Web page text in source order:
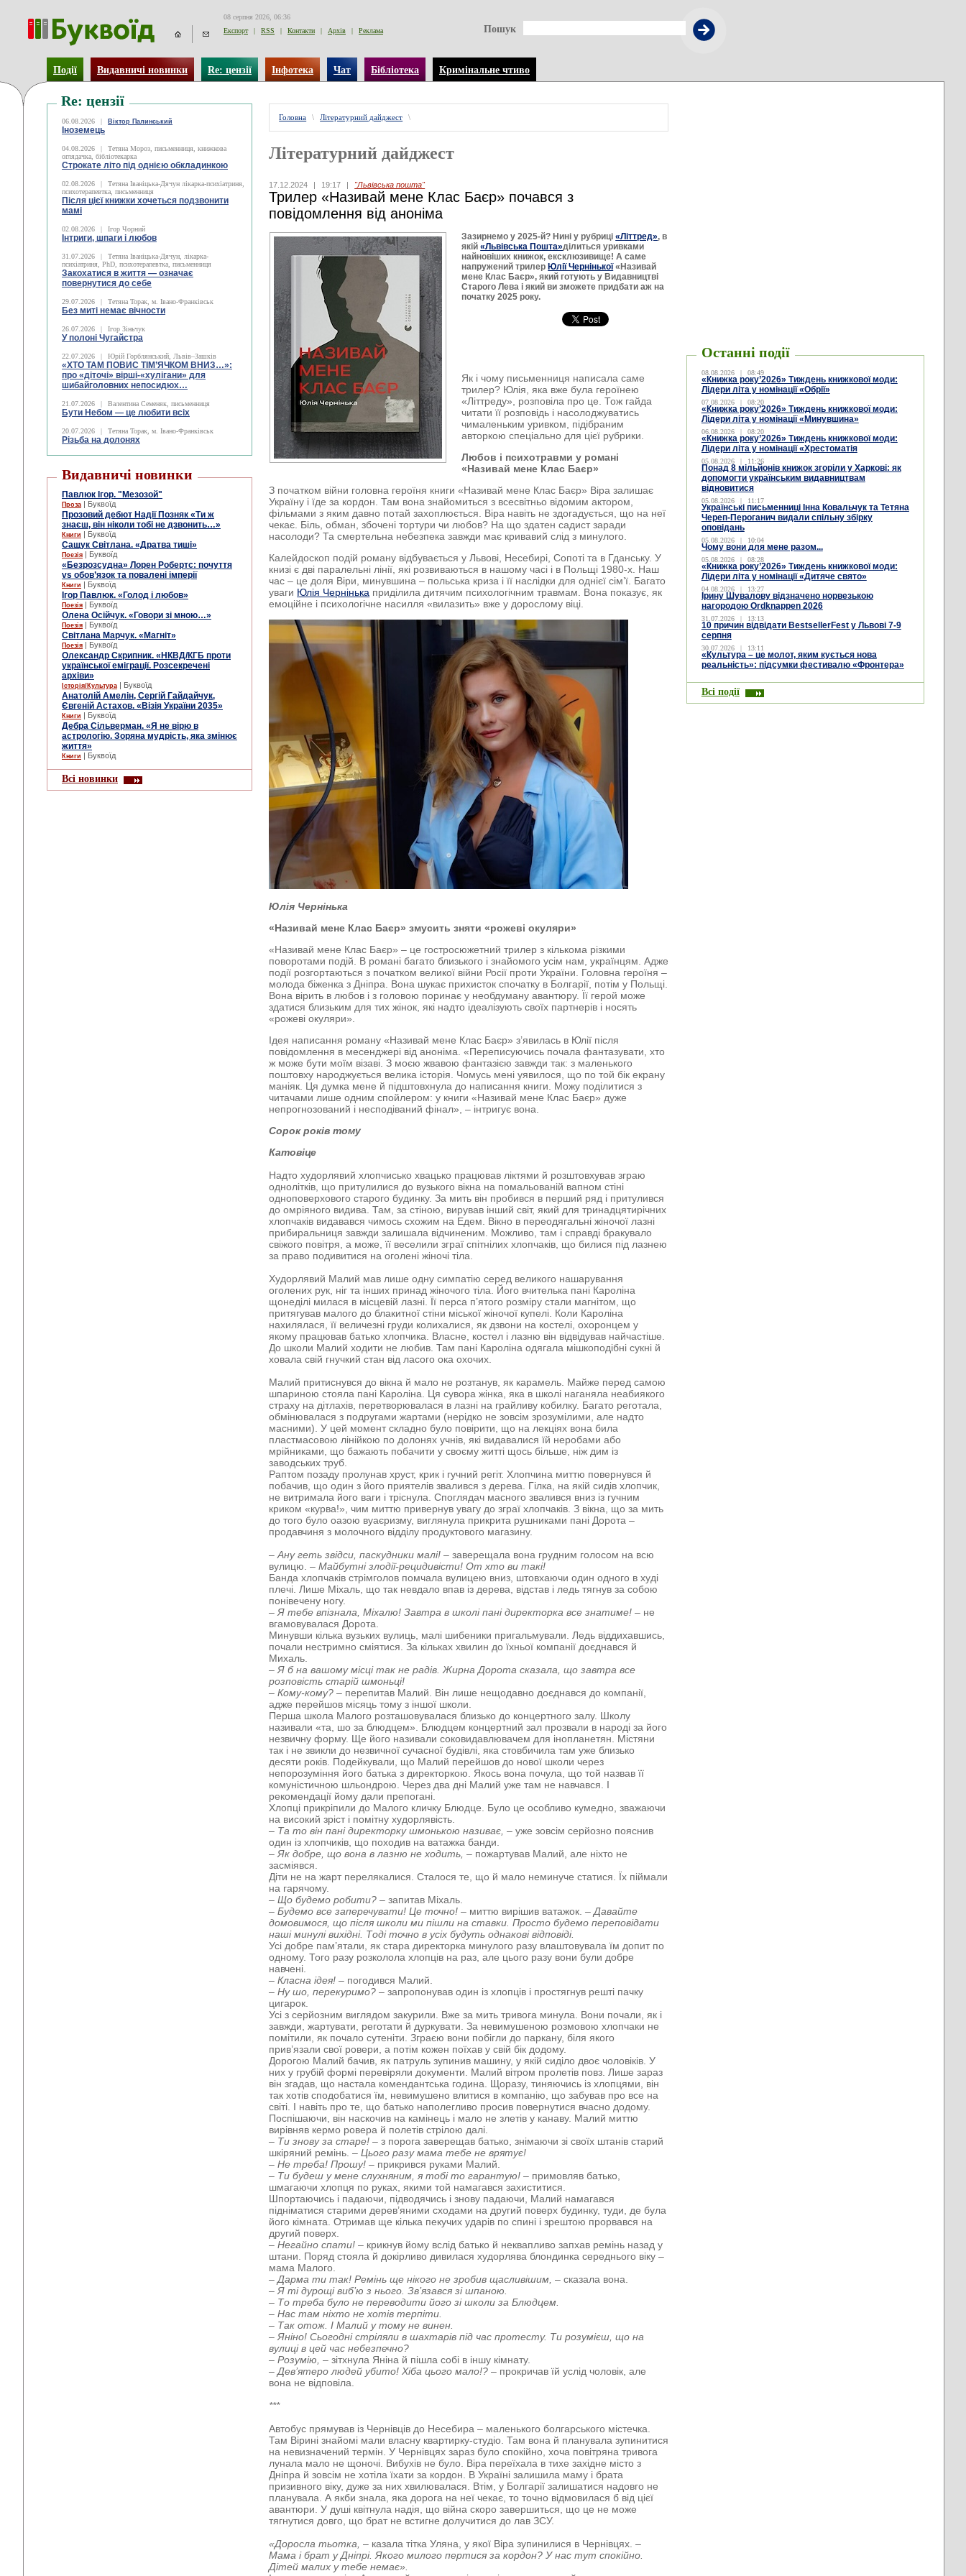
08 серпня 2026, 06:36
Експорт
| RSS | Контакти | Архів | Реклама Пошук
Події Видавничі новинки Re: цензії Інфотека Чат Бібліотека Кримінальне чтиво
Re: цензії
06.08.2026 | Віктор Палинський
Іноземець
04.08.2026 |
Тетяна Мороз, письменниця, книжкова
оглядачка, бібліотекарка
Строкате літо під однією обкладинкою
02.08.2026 |
Тетяна Іваніцька-Дячун лікарка-психіатриня,
психотерапевтка, письменниця
Після цієї книжки хочеться подзвонити
мамі
02.08.2026 | Ігор Чорний
Інтриги, шпаги і любов
31.07.2026 |
Тетяна Іваніцька-Дячун, лікарка-
психіатриня, PhD, психотерапевтка, письменниця
Закохатися в життя — означає
повернутися до себе
29.07.2026 | Тетяна Торак, м. Івано-Франківськ
Без миті немає вічности
26.07.2026 | Ігор Зіньчук
У полоні Чугайстра
22.07.2026 | Юрій Горблянський, Львів–Зашків
«ХТО ТАМ ПОВИС ТІМ’ЯЧКОМ ВНИЗ…»:
про «діточі» вірші-«хулігани» для
шибайголовних непосидюх…
21.07.2026 | Валентина Семеняк, письменниця
Бути Небом ― це любити всіх
20.07.2026 | Тетяна Торак, м. Івано-Франківськ
Різьба на долонях
Видавничі новинки
Павлюк Ігор. "Мезозой"
Проза | Буквоїд
Прозовий дебют Надії Позняк «Ти ж
знаєш, він ніколи тобі не дзвонить…»
Книги | Буквоїд
Сащук Світлана. «Дратва тиші»
Поезія | Буквоїд
«Безрозсудна» Лорен Робертс: почуття
vs обов’язок та повалені імперії
Книги | Буквоїд
Ігор Павлюк. «Голод і любов»
Поезія | Буквоїд
Олена Осійчук. «Говори зі мною…»
Поезія | Буквоїд
Світлана Марчук. «Магніт»
Поезія | Буквоїд
Олександр Скрипник. «НКВД/КГБ проти
української еміграції. Розсекречені
архіви»
Історія/Культура | Буквоїд
Анатолій Амелін, Сергій Гайдайчук,
Євгеній Астахов. «Візія України 2035»
Книги | Буквоїд
Дебра Сільверман. «Я не вірю в
астрологію. Зоряна мудрість, яка змінює
життя»
Книги | Буквоїд
Всі новинки
Головна \ Літературний дайджест \
Літературний дайджест
17.12.2024 | 19:17 | "Львівська пошта"
Трилер «Називай мене Клас Баєр» почався з
повідомлення від аноніма
Зазирнемо у 2025-й? Нині у рубриці«Літтред», в
якій«Львівська Пошта»ділиться уривками
найновіших книжок, ексклюзивище! А саме
напружений трилер Юлії Чернінької«Називай
мене Клас Баєр», який готують у Видавництві
Старого Лева і який ви зможете придбати аж на
початку 2025 року.
Як і чому письменниця написала саме
трилер? Юлія, яка вже була героїнею
«Літтреду», розповіла про це. Тож гайда
читати її розповідь і насолоджуватись
чималеньким уривком, підібраним
авторкою спеціально для цієї рубрики.
Любов і психотравми у романі
«Називай мене Клас Баєр»
З початком війни головна героїня книги «Називай мене Клас Баєр» Віра залишає
Україну і їде за кордон. Там вона знайомиться з всесвітньо відомим актором,
фільмами з яким давно потай захоплюється. Віра навіть не здогадується, що на неї
чекає. Біль, обман, збочені тортури чи любов? На що здатен садист заради
насолоди? Та смертельна небезпека завжди має кривавий слід з минулого.
Калейдоскоп подій роману відбувається у Львові, Несебирі, Сопоті та в Гданську. У
книзі є дві паралельні лінії, які розвиваються в нашому часі і в Польщі 1980-х. Наш
час – це доля Віри, минувшина – польська криза і її наслідки для однієї сім’ї. Багато
уваги Юлія Чернінька приділила дитячим психологічним травмам. Вона показує, як
емоційне і психологічне насилля «вилазить» вже у дорослому віці.
Юлія Чернінька
«Називай мене Клас Баєр» змусить зняти «рожеві окуляри»
«Називай мене Клас Баєр» – це гостросюжетний трилер з кількома різкими
поворотами подій. В романі багато близького і знайомого усім нам, українцям. Адже
події розгортаються з початком великої війни Росії проти України. Головна героїня –
молода біженка з Дніпра. Вона шукає прихисток спочатку в Болгарії, потім у Польщі.
Вона вірить в любов і з головою поринає у необдуману авантюру. Її герой може
здатися близьким для тих жінок, які надто ідеалізують своїх партнерів і носять
«рожеві окуляри».
Ідея написання роману «Називай мене Клас Баєр» з’явилась в Юлії після
повідомлення в месенджері від аноніма. «Переписуючись почала фантазувати, хто
ж може бути моїм візаві. З моєю жвавою фантазією завжди так: з маленького
поштовху народжується велика історія. Чомусь мені уявилося, що по той бік екрану
маніяк. Ця думка мене й підштовхнула до написання книги. Можу поділитися з
читачами лише одним спойлером: у книги «Називай мене Клас Баєр» дуже
непрогнозований і несподіваний фінал», – інтригує вона.
Сорок років тому
Катовіце
Надто худорлявий хлопчисько хвацько працював ліктями й розштовхував зграю
однолітків, що притулилися до вузького вікна на помальованій вапном стіні
одноповерхового старого будинку. За мить він пробився в перший ряд і притулився
до омріяного видива. Там, за стіною, вирував інший світ, який для тринадцятирічних
хлопчаків видавався чимось схожим на Едем. Вікно в переодягальні жіночої лазні
прибиральниця завжди залишала відчиненим. Можливо, там і справді бракувало
свіжого повітря, а може, її веселили зграї спітнілих хлопчаків, що билися під лазнею
за право подивитися на оголені жіночі тіла.
Худорлявий Малий мав лише одну симпатію серед великого нашарування
оголених рук, ніг та інших принад жіночого тіла. Його вчителька пані Кароліна
щонеділі милася в місцевій лазні. Її перса п’ятого розміру стали магнітом, що
притягував малого до блакитної стіни міської жіночої купелі. Коли Кароліна
нахилялася, її величезні груди колихалися, як дзвони на костелі, охоронцем у
якому працював батько хлопчика. Власне, костел і лазню він відвідував найчастіше.
До школи Малий ходити не любив. Там пані Кароліна одягала мішкоподібні сукні й
ховала свій гнучкий стан від ласого ока охочих.
Малий притиснувся до вікна й мало не розтанув, як карамель. Майже перед самою
шпариною стояла пані Кароліна. Ця сувора жінка, яка в школі наганяла неабиякого
страху на дітлахів, перетворювалася в лазні на грайливу кобилку. Багато реготала,
обмінювалася з подругами жартами (нерідко не зовсім зрозумілими, але надто
масними). У цей момент складно було повірити, що на лекціях вона била
пластмасовою лінійкою по долонях учнів, які видавалися їй неробами або
мрійниками, що бажають побачити у своєму житті щось більше, ніж дим із
заводських труб.
Раптом позаду пролунав хруст, крик і гучний регіт. Хлопчина миттю повернувся й
побачив, що один з його приятелів звалився з дерева. Гілка, на якій сидів хлопчик,
не витримала його ваги і тріснула. Споглядач масного звалився вниз із гучним
криком «курва!», чим миттю привернув увагу до зграї хлопчаків. З вікна, що за мить
до того було оазою вуаєризму, виглянула прикрита рушниками пані Дорота –
продавчиня з молочного відділу продуктового магазину.
– Ану геть звідси, паскудники малі!– заверещала вона грудним голосом на всю
вулицю. –Майбутні злодії-рецидивісти! От хто ви такі!
Банда хлопчаків стрімголов помчала вулицею вниз, штовхаючи один одного в худі
плечі. Лише Міхаль, що так невдало впав із дерева, відстав і ледь тягнув за собою
понівечену ногу.
– Я тебе впізнала, Міхалю! Завтра в школі пані директорка все знатиме! – не
вгамовувалася Дорота.
Минувши кілька вузьких вулиць, малі шибеники пригальмували. Ледь віддихавшись,
почали нестримно сміятися. За кільках хвилин до їхньої компанії доєднався й
Михаль.
– Я б на вашому місці так не радів. Жирна Дорота сказала, що завтра все
розповість старій шмоньці!
– Кому-кому? – перепитав Малий. Він лише нещодавно доєднався до компанії,
адже перейшов місяць тому з іншої школи.
Перша школа Малого розташовувалася близько до концертного залу. Школу
називали «та, шо за блюдцем». Блюдцем концертний зал прозвали в народі за його
незвичну форму. Ще його називали соковидавлювачем для інопланетян. Містяни
так і не звикли до незвичної сучасної будівлі, яка стовбичила там уже близько
десяти років. Подейкували, що Малий перейшов до нової школи через
непорозуміння його батька з директоркою. Якось вона почула, що той назвав її
комуністичною шльондрою. Через два дні Малий уже там не навчався. І
рекомендації йому дали препогані.
Хлопці прикріпили до Малого кличку Блюдце. Було це особливо кумедно, зважаючи
на високий зріст і помітну худорлявість.
– Та то він пані директорку шмонькою називає, – уже зовсім серйозно пояснив
один із хлопчиків, що походив на ватажка банди.
– Як добре, що вона в лазню не ходить, – пожартував Малий, але ніхто не
засміявся.
Діти не на жарт перелякалися. Сталося те, що й мало неминуче статися. Їх піймали
на гарячому.
– Що будемо робити?– запитав Міхаль.
– Будемо все заперечувати! Це точно!– миттю вирішив ватажок. – Давайте
домовимося, що після школи ми пішли на ставки. Просто будемо переповідати
наші минулі вихідні. Тоді точно в усіх будуть однакові відповіді.
Усі добре пам’ятали, як стара директорка минулого разу влаштовувала їм допит по
одному. Того разу розколола хлопців на раз, але цього разу вони були добре
навчені.
– Класна ідея! – погодився Малий.
– Ну шо, перекуримо?– запропонував один із хлопців і простягнув решті пачку
цигарок.
Усі з серйозним виглядом закурили. Вже за мить тривога минула. Вони почали, як і
завжди, жартувати, реготати й дуркувати. За невимушеною розмовою хлопчаки не
помітили, як почало сутеніти. Зграєю вони побігли до паркану, біля якого
прив’язали свої ровери, а потім кожен поїхав у свій бік додому.
Дорогою Малий бачив, як патруль зупинив машину, у якій сиділо двоє чоловіків. У
них у грубій формі перевіряли документи. Малий вітром пролетів повз. Лише зараз
він згадав, що настала комендантська година. Щоразу, тиняючись із хлопцями, він
так хотів сподобатися їм, невимушено влитися в компанію, що забував про все на
світі. І навіть про те, що батько наполегливо просив повернутися вчасно додому.
Поспішаючи, він наскочив на камінець і мало не злетів у канаву. Малий миттю
вирівняв кермо ровера й полетів стрілою далі.
– Ти знову за старе!– з порога заверещав батько, знімаючи зі своїх штанів старий
шкіряний ремінь. –Цього разу мама тебе не врятує!
– Не треба! Прошу!– прикрився руками Малий.
– Ти будеш у мене слухняним, я тобі то гарантую!– примовляв батько,
шмагаючи хлопця по руках, якими той намагався захиститися.
Шпортаючись і падаючи, підводячись і знову падаючи, Малий намагався
підніматися старими дерев’яними сходами на другий поверх будинку, туди, де була
його кімната. Отримав ще кілька пекучих ударів по спині і зрештою прорвався на
другий поверх.
– Негайно спати!– крикнув йому вслід батько й неквапливо запхав ремінь назад у
штани. Поряд стояла й докірливо дивилася худорлява блондинка середнього віку –
мама Малого.
– Дарма ти так! Ремінь ще нікого не зробив щасливішим, – сказала вона.
– Я ті дурощі виб’ю з нього. Зв’язався зі шпаною.
– То треба було не переводити його зі школи за Блюдцем.
– Нас там ніхто не хотів терпіти.
– Так отож. І Малий у тому не винен.
– Яніно! Сьогодні стріляли в шахтарів під час протесту. Ти розумієш, що на
вулиці в цей час небезпечно?
– Розумію, – зітхнула Яніна й пішла собі в іншу кімнату.
– Дев’ятеро людей убито! Хіба цього мало!?– прокричав їй услід чоловік, але
вона не відповіла.
***
Автобус прямував із Чернівців до Несебира – маленького болгарського містечка.
Там Вірині знайомі мали власну квартирку-студіо. Там вона й планувала зупинитися
на невизначений термін. У Чернівцях зараз було спокійно, хоча повітряна тривога
лунала мало не щоночі. Вибухів не було. Віра переїхала в тихе західне місто з
Дніпра й зовсім не хотіла їхати за кордон. В Україні залишила маму і брата
призивного віку, дуже за них хвилювалася. Втім, у Болгарії залишатися надовго не
планувала. А якби знала, яка дорога на неї чекає, то точно відмовилася б від цієї
авантюри. У душі квітнула надія, що війна скоро завершиться, що це не може
тягнутися довго, що брат не встигне долучитися до лав ЗСУ.
«Доросла тьотка,– казала тітка Уляна, у якої Віра зупинилися в Чернівцях. –
Мама і брат у Дніпрі. Якого милого пертися за кордон? У нас тут спокійно.
Дітей малих у тебе немає».
Останні події
08.08.2026 | 08:49
«Книжка року’2026» Тиждень книжкової моди:
Лідери літа у номінації «Обрії»
07.08.2026 | 08:20
«Книжка року’2026» Тиждень книжкової моди:
Лідери літа у номінації «Минувшина»
06.08.2026 | 08:20
«Книжка року’2026» Тиждень книжкової моди:
Лідери літа у номінації «Хрестоматія
05.08.2026 | 11:26
Понад 8 мільйонів книжок згоріли у Харкові: як
допомогти українським видавництвам
відновитися
05.08.2026 | 11:17
Українські письменниці Інна Ковальчук та Тетяна
Череп-Пероганич видали спільну збірку
оповідань
05.08.2026 | 10:04
Чому вони для мене разом...
05.08.2026 | 08:28
«Книжка року’2026» Тиждень книжкової моди:
Лідери літа у номінації «Дитяче свято»
04.08.2026 | 13:27
Ірину Шувалову відзначено норвезькою
нагородою Ordknappen 2026
31.07.2026 | 13:13
10 причин відвідати BestsellerFest у Львові 7-9
серпня
30.07.2026 | 13:11
«Культура – це молот, яким кується нова
реальність»: підсумки фестивалю «Фронтера»
Всі події